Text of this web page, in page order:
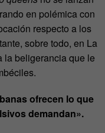
en polémica con
respecto a los
sobre todo, en La
la beligerancia que le
ofrecen lo que
demandan».